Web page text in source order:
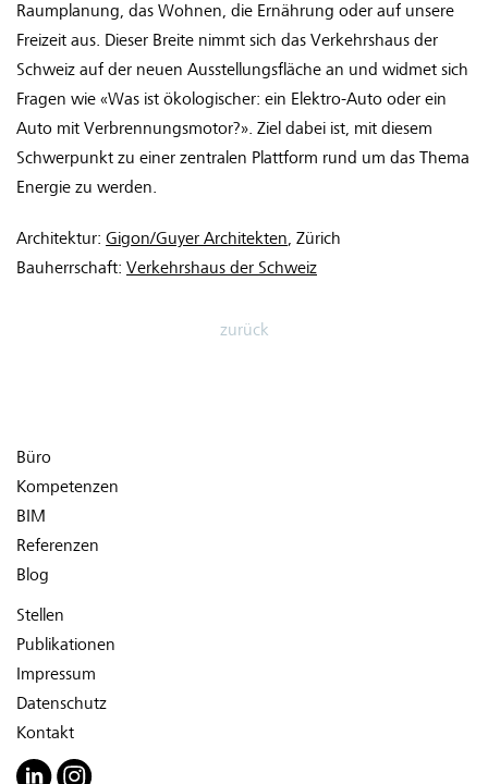
Raumplanung, das Wohnen, die Ernährung oder auf unsere
Freizeit aus. Dieser Breite nimmt sich das Verkehrshaus der
Schweiz auf der neuen Ausstellungsfläche an und widmet sich
Fragen wie «Was ist ökologischer: ein Elektro-Auto oder ein
Auto mit Verbrennungsmotor?». Ziel dabei ist, mit diesem
Schwerpunkt zu einer zentralen Plattform rund um das Thema
Energie zu werden.
Architektur: Gigon/Guyer Architekten, Zürich
Bauherrschaft: Verkehrshaus der Schweiz
zurück
Büro
Kompetenzen
BIM
Referenzen
Blog
Stellen
Publikationen
Impressum
Datenschutz
Kontakt